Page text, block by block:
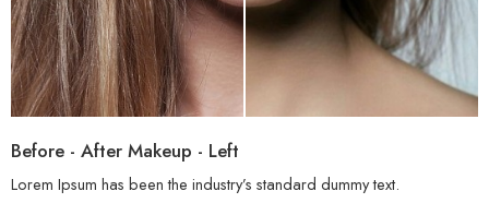
Before - After Makeup - Left
Lorem Ipsum has been the industry’s standard dummy text.